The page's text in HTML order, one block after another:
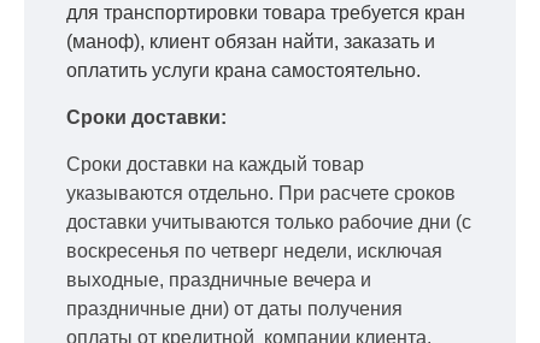
для транспортировки товара требуется кран
(маноф), клиент обязан найти, заказать и
оплатить услуги крана самостоятельно.
Сроки доставки:
Сроки доставки на каждый товар
указываются отдельно. При расчете сроков
доставки учитываются только рабочие дни (с
воскресенья по четверг недели, исключая
выходные, праздничные вечера и
праздничные дни) от даты получения
оплаты от кредитной компании клиента.